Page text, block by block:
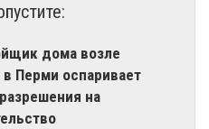
дома возле
Перми оспаривает
на